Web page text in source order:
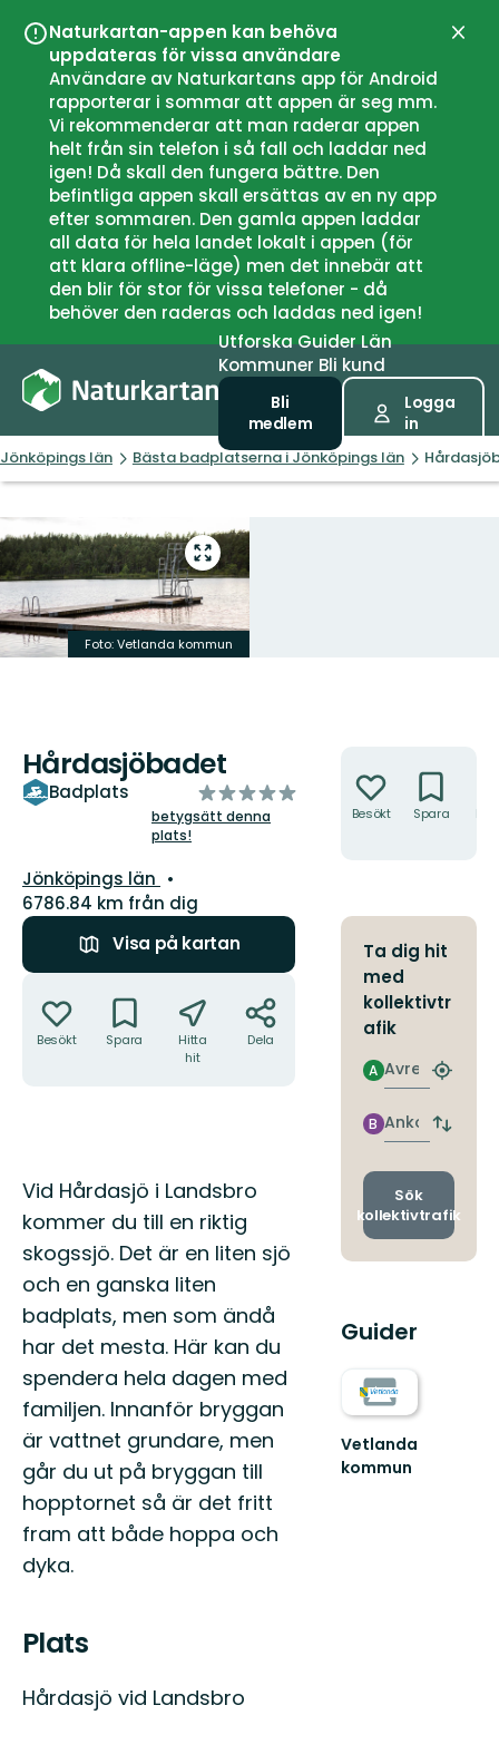
Naturkartan-appen kan behöva
uppdateras för vissa användare
Användare av Naturkartans app för Android
rapporterar i sommar att appen är seg mm.
Vi rekommenderar att man raderar appen
helt från sin telefon i så fall och laddar ned
igen! Då skall den fungera bättre. Den
befintliga appen skall ersättas av en ny app
efter sommaren. Den gamla appen laddar
all data för hela landet lokalt i appen (för
att klara offline-läge) men det innebär att
den blir för stor för vissa telefoner - då
behöver den raderas och laddas ned igen!
UtforskaGuiderLän
Kommuner Bli kund
Bli
medlem
Logga
in
Jönköpings län Bästa badplatserna i Jönköpings län
Gå
till
helskärmsläge
Foto: Vetlanda kommun
Hårdasjöbadet
Badplats
av
5
betygsätt denna
plats!
Län:
Jönköpings län
6786.84 km från dig
Visa på kartan
Besökt Spara
Hitta
hit
Dela
Beskrivning
Vid Hårdasjö i Landsbro
kommer du till en riktig
skogssjö. Det är en liten sjö
och en ganska liten
badplats, men som ändå
har det mesta. Här kan du
spendera hela dagen med
familjen. Innanför bryggan
är vattnet grundare, men
går du ut på bryggan till
hopptornet så är det fritt
fram att både hoppa och
dyka.
Plats
Hårdasjö vid Landsbro
Besökt Spara
Ta dig hit
med
kollektivtr
afik
Avresa
A
Hitta
Ankomst
B
Byt
och
Sök
kollektivtrafik
Guider
Vetlanda
kommun